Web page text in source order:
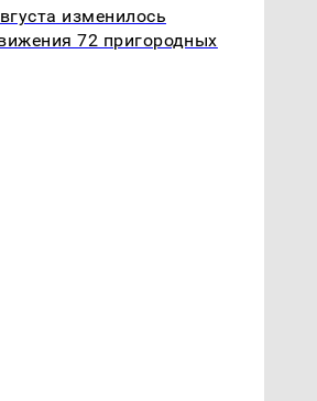
изменилось
72 пригородных